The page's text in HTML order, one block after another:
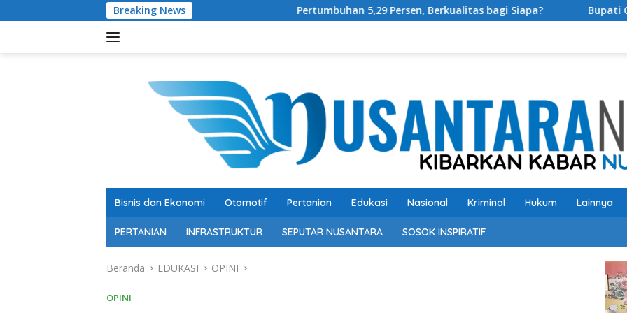
ke
Breaking News
Pertumbuhan 5,29 Persen, Berkualitas bagi Siapa? Bupati OKU Selatan Resmi Buka Rangkaian
Bisnis dan Ekonomi Otomotif Pertanian Edukasi Nasional Kriminal Hukum Lainnya
PERTANIAN INFRASTRUKTUR SEPUTAR NUSANTARA SOSOK INSPIRATIF
Beranda EDUKASI OPINI
OPINI